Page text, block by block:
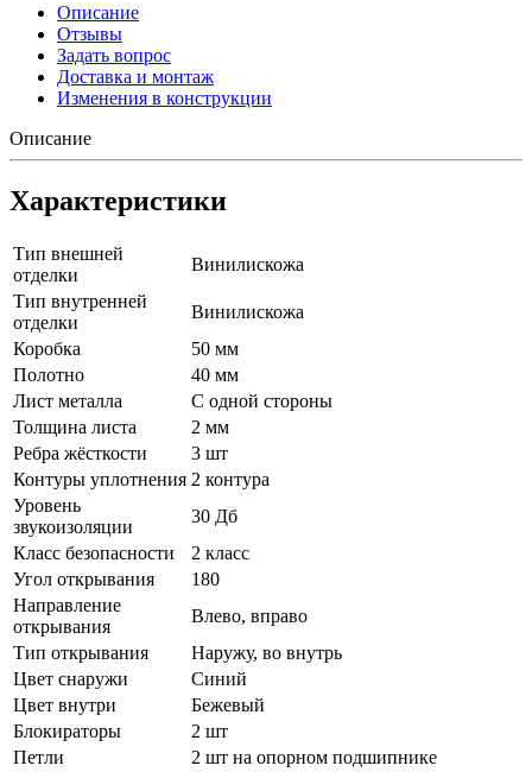
Описание
Отзывы
Задать вопрос
Доставка и монтаж
Изменения в конструкции
Описание
Характеристики
Тип внешней
отделки
Винилискожа
Тип внутренней
отделки
Винилискожа
Коробка
50 мм
Полотно
40 мм
Лист металла
С одной стороны
Толщина листа
2 мм
Ребра жёсткости
3 шт
Контуры уплотнения 2 контура
Уровень
звукоизоляции
30 Дб
Класс безопасности
2 класс
Угол открывания
180
Направление
открывания
Влево, вправо
Тип открывания
Наружу, во внутрь
Цвет снаружи
Синий
Цвет внутри
Бежевый
Блокираторы
2 шт
Петли
2 шт на опорном подшипнике